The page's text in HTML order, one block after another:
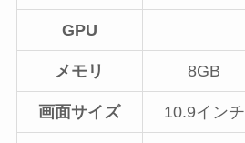
GPU
メモリ 8GB
画面サイズ 10.9インチ